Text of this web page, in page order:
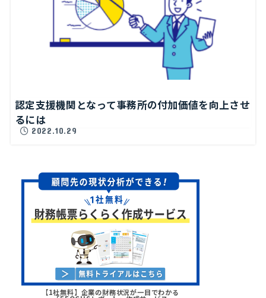
認定支援機関となって事務所の付加価値を向上させ
るには
2022.10.29
【1社無料】企業の財務状況が一目でわかる